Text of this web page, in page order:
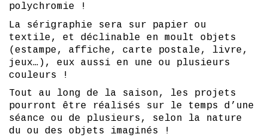
polychromie !
La sérigraphie sera sur papier ou
textile, et déclinable en moult objets
(estampe, affiche, carte postale, livre,
jeux…), eux aussi en une ou plusieurs
couleurs !
Tout au long de la saison, les projets
pourront être réalisés sur le temps d’une
séance ou de plusieurs, selon la nature
du ou des objets imaginés !